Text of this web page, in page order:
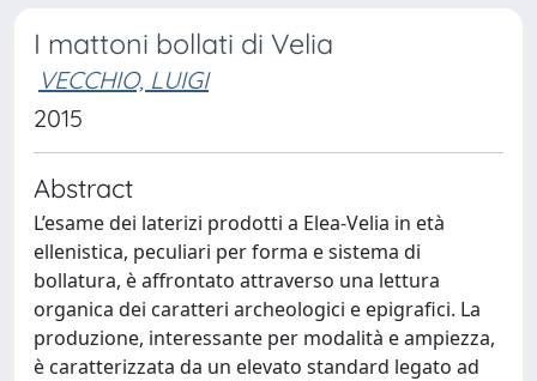
I mattoni bollati di Velia
VECCHIO, LUIGI
2015
Abstract
L’esame dei laterizi prodotti a Elea-Velia in età
ellenistica, peculiari per forma e sistema di
bollatura, è affrontato attraverso una lettura
organica dei caratteri archeologici e epigrafici. La
produzione, interessante per modalità e ampiezza,
è caratterizzata da un elevato standard legato ad